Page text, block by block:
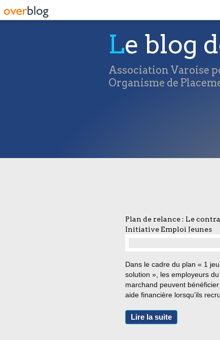
Le blog
Association Varoise
Organisme de
Plan de relance : Le
Initiative Emploi Jeunes
Dans le cadre du plan « 1
solution », les employeurs
marchand peuvent bénéficier
aide financière lorsqu’ils
jeune reconnu travailleur
(jusqu’à 30 ans inclus) en
Lire la suite